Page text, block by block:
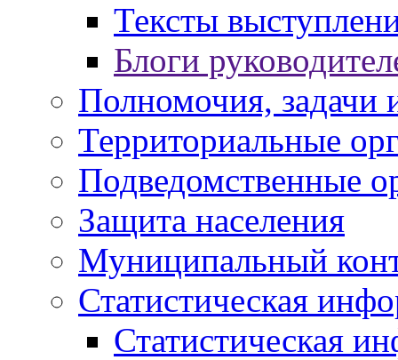
Тексты
Блоги
Полномочия, задачи
Территориальные
Подведомственные
Защита населения
Муниципальный
Статистическая
Статистическая